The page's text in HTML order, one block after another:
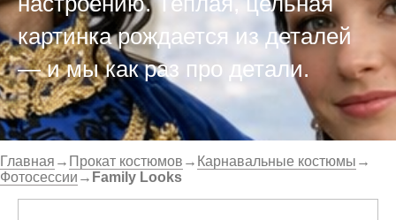
картинка рождается из деталей
— и мы как раз про детали.
Главная → Прокат костюмов → Карнавальные костюмы →
Фотосессии → Family Looks